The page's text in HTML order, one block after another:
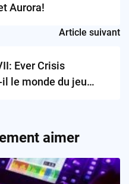
Aurora!
Article suivant
Ever Crisis
le monde du jeu
aimer